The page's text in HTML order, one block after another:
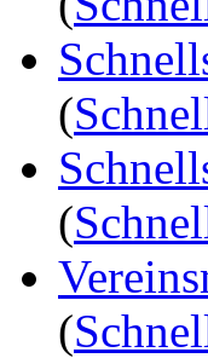
(
(
(